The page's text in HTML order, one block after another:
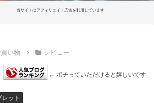
当サイトはアフィリエイト広告を利用しています
買い物 レビュー
← ポチっていただけると嬉しいです
レット